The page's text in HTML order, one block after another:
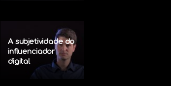
A subjetividade do
influenciador
digital